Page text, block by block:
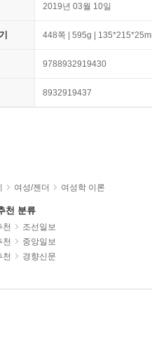
2019년 03월 10일
448쪽 | 595g |
9788932919430
8932919437
여성/젠더 여성학 이론
천 분류
천
조선일보
천
중앙일보
천 경향신문